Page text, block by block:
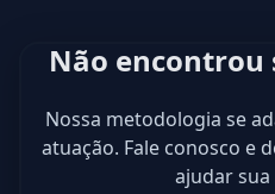
Não encontrou
Nossa metodologia se
atuação. Fale conosco e
ajudar